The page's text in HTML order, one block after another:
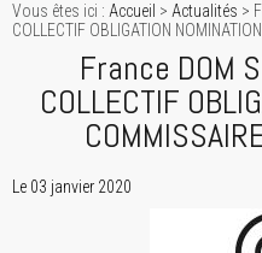
Vous êtes ici : Accueil > Actualités >
COLLECTIF OBLIGATION
France DOM
COLLECTIF
Le 03 janvier 2020